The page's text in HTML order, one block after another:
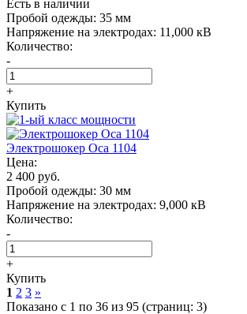
Есть в наличии
Пробой одежды: 35 мм
Напряжение на электродах: 11,000 кВ
Количество:
-
+
Купить
Электрошокер Oса 1104
Цена:
2 400 руб.
Пробой одежды: 30 мм
Напряжение на электродах: 9,000 кВ
Количество:
-
+
Купить
1 2 3 »
Показано с 1 по 36 из 95 (страниц: 3)